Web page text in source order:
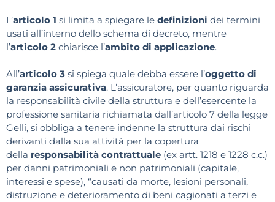
L’articolo 1 si limita a spiegare le definizioni dei termini
usati all’interno dello schema di decreto, mentre
l’articolo 2 chiarisce l’ambito di applicazione.
All’articolo 3 si spiega quale debba essere l’oggetto di
garanzia assicurativa. L’assicuratore, per quanto riguarda
la responsabilità civile della struttura e dell’esercente la
professione sanitaria richiamata dall’articolo 7 della legge
Gelli, si obbliga a tenere indenne la struttura dai rischi
derivanti dalla sua attività per la copertura
della responsabilità contrattuale (ex artt. 1218 e 1228 c.c.)
per danni patrimoniali e non patrimoniali (capitale,
interessi e spese), “causati da morte, lesioni personali,
distruzione e deterioramento di beni cagionati a terzi e